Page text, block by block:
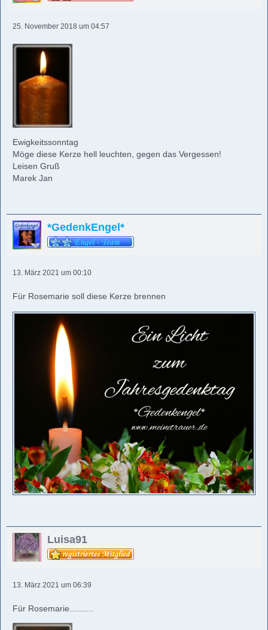
25. November 2018 um 04:57
Ewigkeitssonntag
Möge diese Kerze hell leuchten, gegen das Vergessen!
Leisen Gruß
Marek Jan
*GedenkEngel*
13. März 2021 um 00:10
Für Rosemarie soll diese Kerze brennen
Luisa91
13. März 2021 um 06:39
Für Rosemarie..........